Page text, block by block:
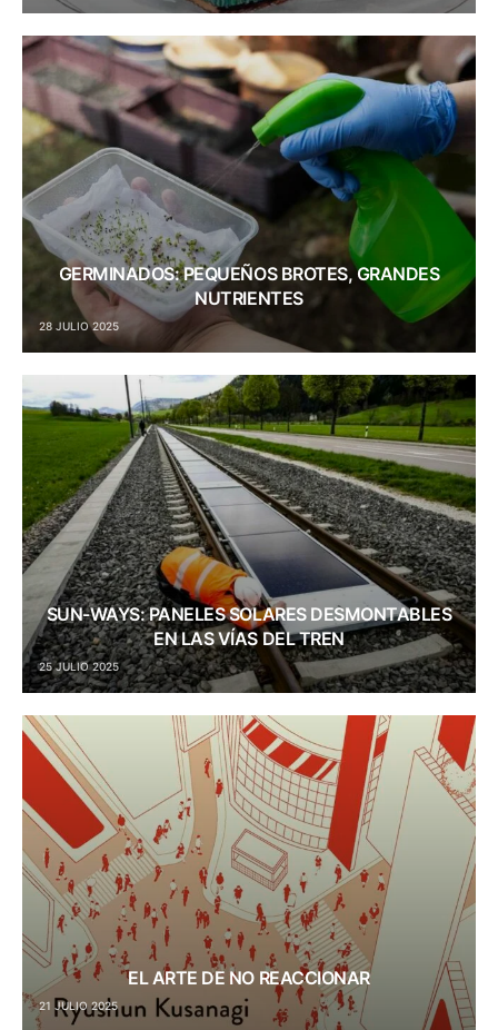
GERMINADOS: PEQUEÑOS BROTES, GRANDES
NUTRIENTES
28 JULIO 2025
SUN-WAYS: PANELES SOLARES DESMONTABLES
EN LAS VÍAS DEL TREN
25 JULIO 2025
EL ARTE DE NO REACCIONAR
21 JULIO 2025